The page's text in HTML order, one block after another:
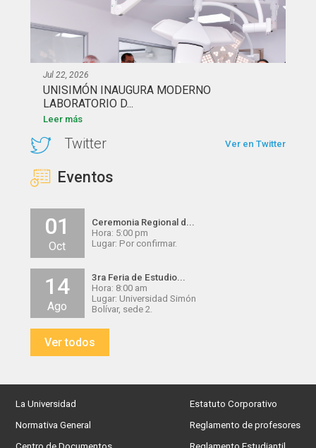
Jul 22, 2026
UNISIMÓN INAUGURA MODERNO
LABORATORIO D...
Leer más
Twitter Ver en Twitter
Eventos
01
Oct
Ceremonia Regional d...
Hora: 5:00 pm
Lugar: Por confirmar.
14
Ago
3ra Feria de Estudio...
Hora: 8:00 am
Lugar: Universidad Simón
Bolívar, sede 2.
Ver todos
La Universidad
Normativa General
Estatuto Corporativo
Reglamento de profesores